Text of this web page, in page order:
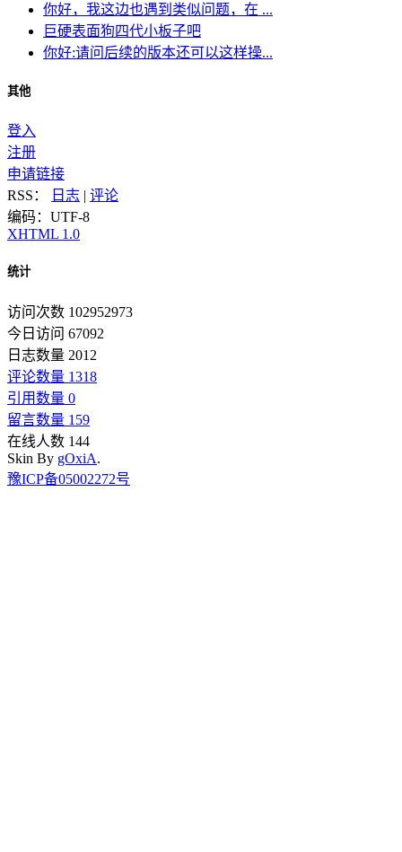
你好，我这边也遇到类似问题，在 ...
巨硬表面狗四代小板子吧
你好:请问后续的版本还可以这样操...
其他
登入
注册
申请链接
RSS：
日志 | 评论
编码：UTF-8
XHTML 1.0
统计
访问次数 102952973
今日访问 67092
日志数量 2012
评论数量 1318
引用数量 0
留言数量 159
在线人数 144
Skin By gOxiA.
豫ICP备05002272号